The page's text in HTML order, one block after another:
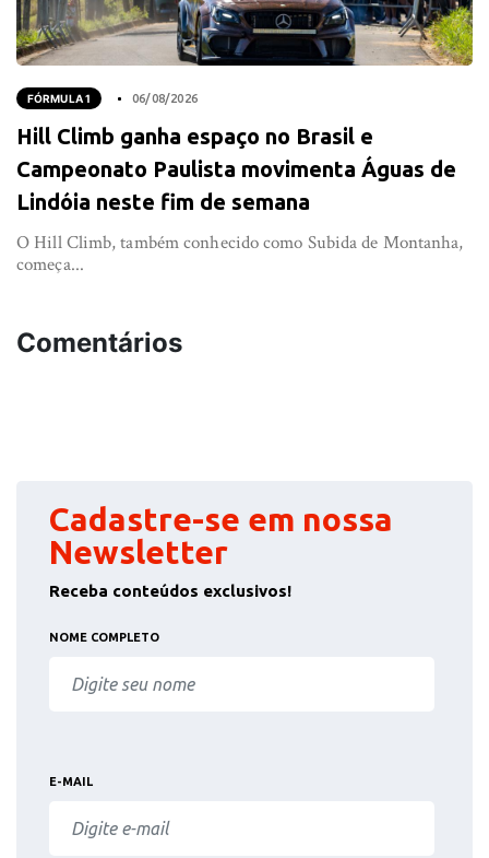
FÓRMULA 1 06/08/2026
Hill Climb ganha espaço no Brasil e
Campeonato Paulista movimenta Águas de
Lindóia neste fim de semana
O Hill Climb, também conhecido como Subida de Montanha,
começa...
Comentários
Cadastre-se em nossa
Newsletter
Receba conteúdos exclusivos!
NOME COMPLETO
E-MAIL